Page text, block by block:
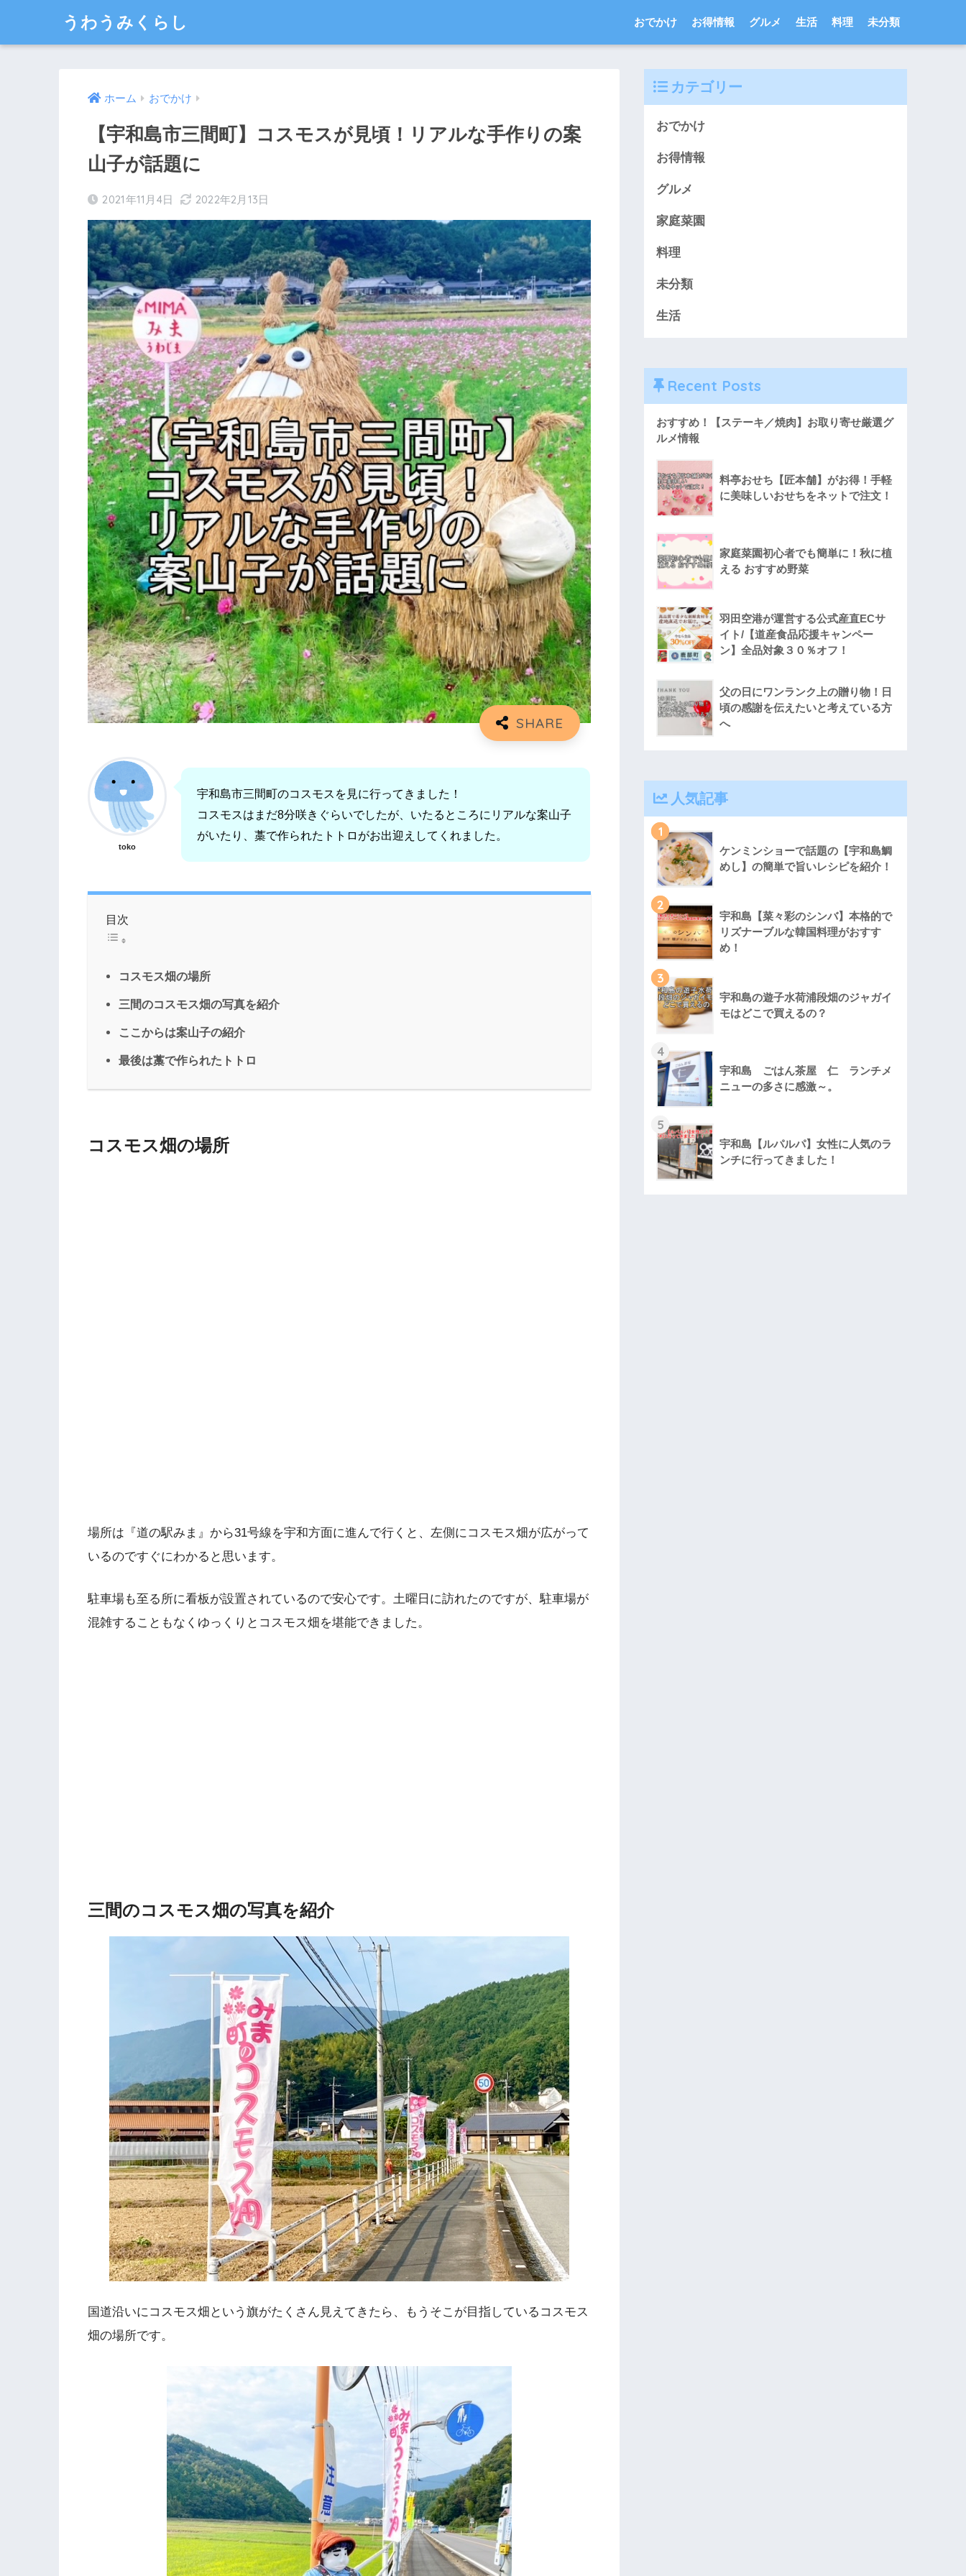
うわうみくらし おでかけ お得情報 グルメ 生活 料理 未分類
ホーム おでかけ
【宇和島市三間町】コスモスが見頃！リアルな手作りの案
山子が話題に
2021年11月4日 2022年2月13日
toko
宇和島市三間町のコスモスを見に行ってきました！
コスモスはまだ8分咲きぐらいでしたが、いたるところにリアルな案山子
がいたり、藁で作られたトトロがお出迎えしてくれました。
目次
コスモス畑の場所
三間のコスモス畑の写真を紹介
ここからは案山子の紹介
最後は藁で作られたトトロ
コスモス畑の場所
場所は『道の駅みま』から31号線を宇和方面に進んで行くと、左側にコスモス畑が広がって
いるのですぐにわかると思います。
駐車場も至る所に看板が設置されているので安心です。土曜日に訪れたのですが、駐車場が
混雑することもなくゆっくりとコスモス畑を堪能できました。
三間のコスモス畑の写真を紹介
国道沿いにコスモス畑という旗がたくさん見えてきたら、もうそこが目指しているコスモス
畑の場所です。
カテゴリー
おでかけ
お得情報
グルメ
家庭菜園
料理
未分類
生活
Recent Posts
おすすめ！【ステーキ／焼肉】お取り寄せ厳選グ
ルメ情報
料亭おせち【匠本舗】がお得！手軽
に美味しいおせちをネットで注文！
家庭菜園初心者でも簡単に！秋に植
える おすすめ野菜
羽田空港が運営する公式産直ECサ
イト/【道産食品応援キャンペー
ン】全品対象３０％オフ！
父の日にワンランク上の贈り物！日
頃の感謝を伝えたいと考えている方
へ
人気記事
1
ケンミンショーで話題の【宇和島鯛
めし】の簡単で旨いレシピを紹介！
2
宇和島【菜々彩のシンバ】本格的で
リズナーブルな韓国料理がおすす
め！
3
宇和島の遊子水荷浦段畑のジャガイ
モはどこで買えるの？
4
宇和島 ごはん茶屋 仁 ランチメ
ニューの多さに感激～。
5
宇和島【ルパルパ】女性に人気のラ
ンチに行ってきました！